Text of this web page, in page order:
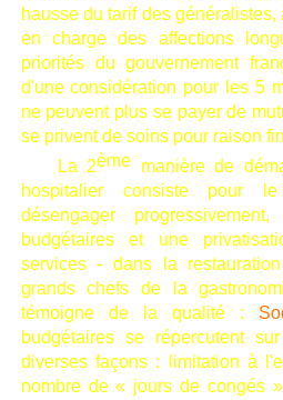
hausse du tarif des
en charge des affections
priorités du gouvernement
d'une considération pour les 5
ne peuvent plus se payer de
se privent de soins pour raison
La 2ème manière de
hospitalier consiste pour
désengager
budgétaires et une
services - dans la
grands chefs de la
témoigne de la qualité :
budgétaires se répercutent
diverses façons : limitation à
nombre de « jours de congés